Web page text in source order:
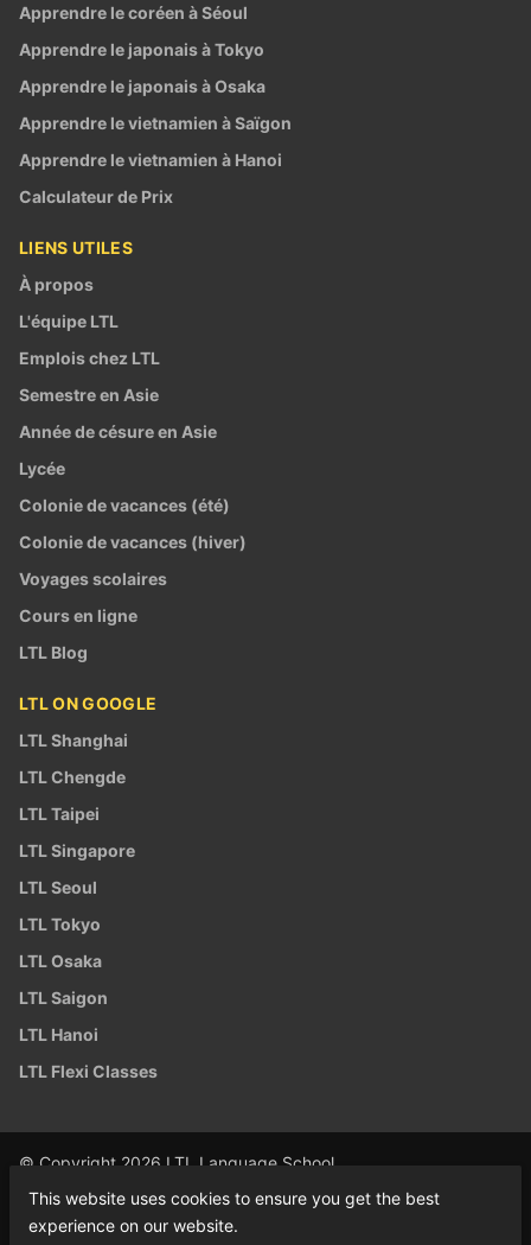
Apprendre le coréen à Séoul
Apprendre le japonais à Tokyo
Apprendre le japonais à Osaka
Apprendre le vietnamien à Saïgon
Apprendre le vietnamien à Hanoi
Calculateur de Prix
LIENS UTILES
À propos
L'équipe LTL
Emplois chez LTL
Semestre en Asie
Année de césure en Asie
Lycée
Colonie de vacances (été)
Colonie de vacances (hiver)
Voyages scolaires
Cours en ligne
LTL Blog
LTL ON GOOGLE
LTL Shanghai
LTL Chengde
LTL Taipei
LTL Singapore
LTL Seoul
LTL Tokyo
LTL Osaka
LTL Saigon
LTL Hanoi
LTL Flexi Classes
© Copyright 2026 LTL Language School
This website uses cookies to ensure you get the best
experience on our website.